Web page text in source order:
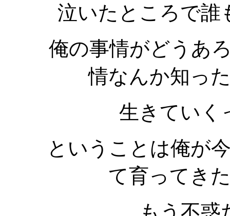
泣いたところで誰
俺の事情がどうあ
情なんか知っ
生きていく
ということは俺が
て育ってき
もう不惑